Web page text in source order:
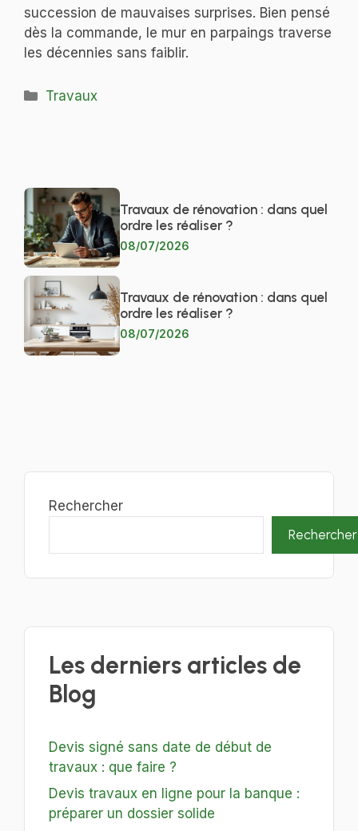
succession de mauvaises surprises. Bien pensé
dès la commande, le mur en parpaings traverse
les décennies sans faiblir.
Catégories
Travaux
Travaux de rénovation : dans quel
ordre les réaliser ?
08/07/2026
Travaux de rénovation : dans quel
ordre les réaliser ?
08/07/2026
Rechercher
Rechercher
Les derniers articles de
Blog
Devis signé sans date de début de
travaux : que faire ?
Devis travaux en ligne pour la banque :
préparer un dossier solide